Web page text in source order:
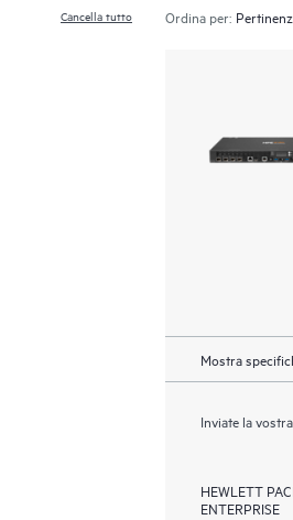
Cancella tutto Ordina per:
Mostra
Inviate la
HEWLETT
ENTERPRISE